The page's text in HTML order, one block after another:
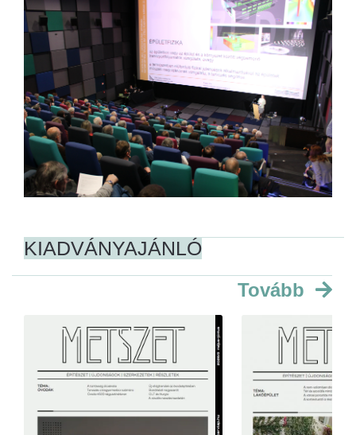
KIADVÁNYAJÁNLÓ
Tovább